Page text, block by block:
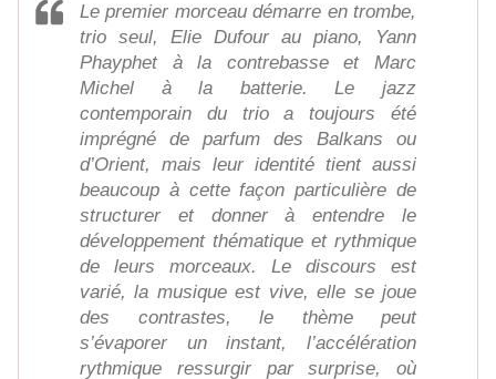
Le premier morceau démarre en trombe,
trio seul, Elie Dufour au piano, Yann
Phayphet à la contrebasse et Marc
Michel à la batterie. Le jazz
contemporain du trio a toujours été
imprégné de parfum des Balkans ou
d’Orient, mais leur identité tient aussi
beaucoup à cette façon particulière de
structurer et donner à entendre le
développement thématique et rythmique
de leurs morceaux. Le discours est
varié, la musique est vive, elle se joue
des contrastes, le thème peut
s’évaporer un instant, l’accélération
rythmique ressurgir par surprise, où